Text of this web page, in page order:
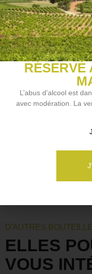
Cépage(s)
Grenache noir, Syrah
Arômes du vin
Épicé, Fruits noirs
Accords mets et vins
Apéritif, Viande blanche,
NOS VINS
D'AUTRES
ELLES
VOUS
RÉSERVÉ
L’abus d’alcool est
avec modération. La